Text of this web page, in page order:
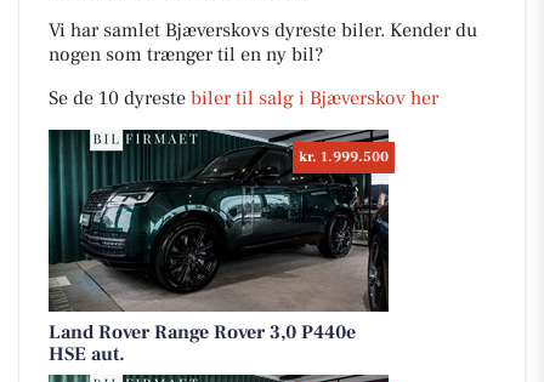
Vi har samlet Bjæverskovs dyreste biler. Kender du
nogen som trænger til en ny bil?
Se de 10 dyreste biler til salg i Bjæverskov her
kr. 1.999.500
Land Rover Range Rover 3,0 P440e
HSE aut.